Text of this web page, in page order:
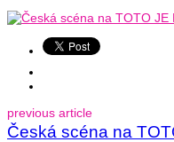
previous article
Česká scéna na